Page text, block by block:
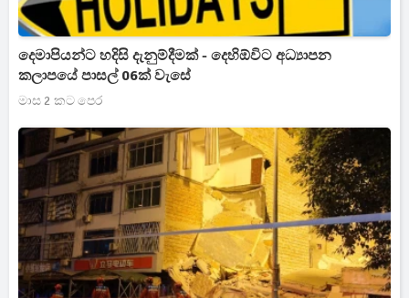
දෙමාපියන්ට හදිසි දැනුම්දීමක් - දෙහිඕවිට අධ්‍යාපන
කලාපයේ පාසල් 06ක් වැසේ
මාස 2 කට පෙර